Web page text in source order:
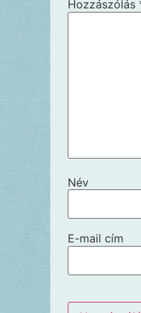
Hozzászólás
Név
E-mail cím